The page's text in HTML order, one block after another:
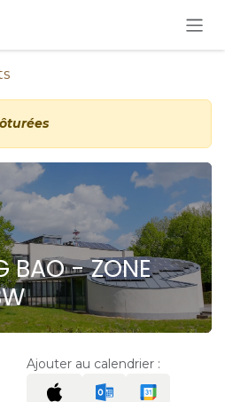
BAO - ZONE
Ajouter au calendrier :